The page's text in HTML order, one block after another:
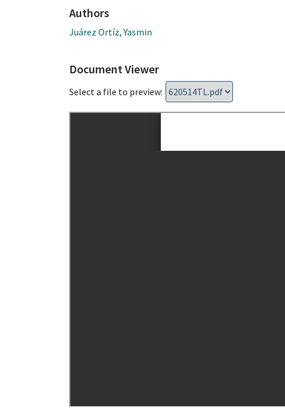
Authors
Juárez Ortíz, Yasmin
Document Viewer
Select a file to preview: